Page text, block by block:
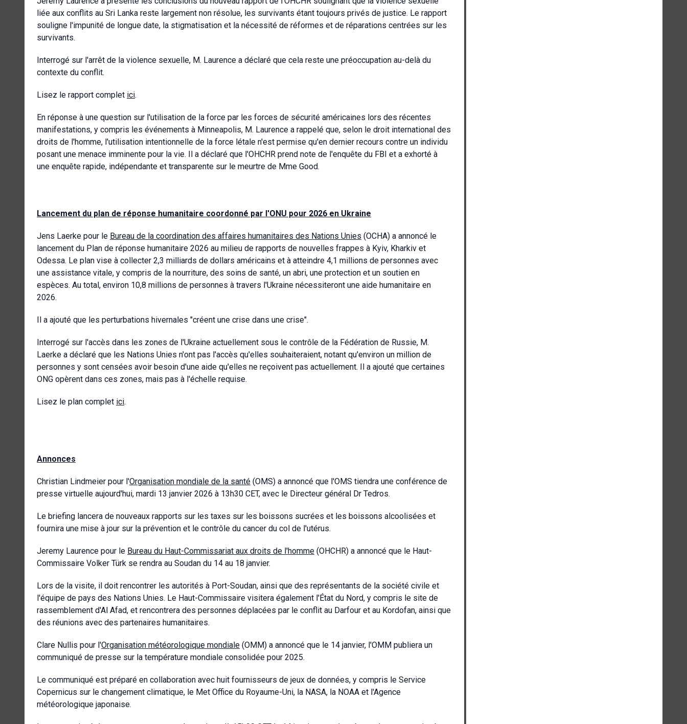
liée aux conflits au Sri Lanka reste largement non résolue, les survivants étant toujours privés de justice. Le rapport
souligne l'impunité de longue date, la stigmatisation et la nécessité de réformes et de réparations centrées sur les
survivants.
Interrogé sur l'arrêt de la violence sexuelle, M. Laurence a déclaré que cela reste une préoccupation au-delà du
contexte du conflit.
Lisez le rapport complet ici.
En réponse à une question sur l'utilisation de la force par les forces de sécurité américaines lors des récentes
manifestations, y compris les événements à Minneapolis, M. Laurence a rappelé que, selon le droit international des
droits de l'homme, l'utilisation intentionnelle de la force létale n'est permise qu'en dernier recours contre un individu
posant une menace imminente pour la vie. Il a déclaré que l'OHCHR prend note de l'enquête du FBI et a exhorté à
une enquête rapide, indépendante et transparente sur le meurtre de Mme Good.
Lancement du plan de réponse humanitaire coordonné par l'ONU pour 2026 en Ukraine
Jens Laerke pour le Bureau de la coordination des affaires humanitaires des Nations Unies (OCHA) a annoncé le
lancement du Plan de réponse humanitaire 2026 au milieu de rapports de nouvelles frappes à Kyiv, Kharkiv et
Odessa. Le plan vise à collecter 2,3 milliards de dollars américains et à atteindre 4,1 millions de personnes avec
une assistance vitale, y compris de la nourriture, des soins de santé, un abri, une protection et un soutien en
espèces. Au total, environ 10,8 millions de personnes à travers l'Ukraine nécessiteront une aide humanitaire en
2026.
Il a ajouté que les perturbations hivernales "créent une crise dans une crise".
Interrogé sur l'accès dans les zones de l'Ukraine actuellement sous le contrôle de la Fédération de Russie, M.
Laerke a déclaré que les Nations Unies n'ont pas l'accès qu'elles souhaiteraient, notant qu'environ un million de
personnes y sont censées avoir besoin d'une aide qu'elles ne reçoivent pas actuellement. Il a ajouté que certaines
ONG opèrent dans ces zones, mais pas à l'échelle requise.
Lisez le plan complet ici.
Annonces
Christian Lindmeier pour l'Organisation mondiale de la santé (OMS) a annoncé que l'OMS tiendra une conférence de
presse virtuelle aujourd'hui, mardi 13 janvier 2026 à 13h30 CET, avec le Directeur général Dr Tedros.
Le briefing lancera de nouveaux rapports sur les taxes sur les boissons sucrées et les boissons alcoolisées et
fournira une mise à jour sur la prévention et le contrôle du cancer du col de l'utérus.
Jeremy Laurence pour le Bureau du Haut-Commissariat aux droits de l'homme (OHCHR) a annoncé que le Haut-
Commissaire Volker Türk se rendra au Soudan du 14 au 18 janvier.
Lors de la visite, il doit rencontrer les autorités à Port-Soudan, ainsi que des représentants de la société civile et
l'équipe de pays des Nations Unies. Le Haut-Commissaire visitera également l'État du Nord, y compris le site de
rassemblement d'Al Afad, et rencontrera des personnes déplacées par le conflit au Darfour et au Kordofan, ainsi que
des réunions avec des partenaires humanitaires.
Clare Nullis pour l'Organisation météorologique mondiale (OMM) a annoncé que le 14 janvier, l'OMM publiera un
communiqué de presse sur la température mondiale consolidée pour 2025.
Le communiqué est préparé en collaboration avec huit fournisseurs de jeux de données, y compris le Service
Copernicus sur le changement climatique, le Met Office du Royaume-Uni, la NASA, la NOAA et l'Agence
météorologique japonaise.